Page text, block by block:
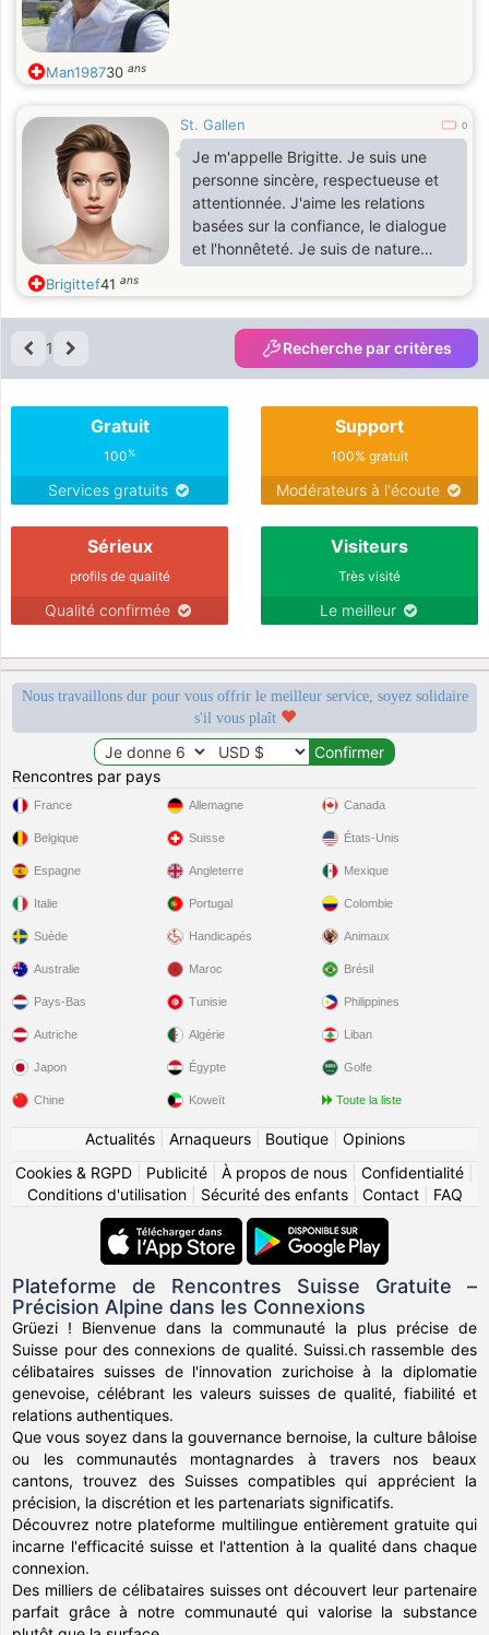
Man198730 ans
St. Gallen 0
Je m'appelle Brigitte. Je suis une
personne sincère, respectueuse et
attentionnée. J'aime les relations
basées sur la confiance, le dialogue
et l'honnêteté. Je suis de nature
calme, mais j'apprécie aussi les
moments de convivialité et de
partage avec les personnes qui me
sont chères.
Brigittef41 ans
1 Recherche par critères
Gratuit
100%
Services gratuits
Support
100% gratuit
Modérateurs à l'écoute
Sérieux
profils de qualité
Qualité confirmée
Visiteurs
Très visité
Le meilleur
Nous travaillons dur pour vous offrir le meilleur service, soyez solidaire
s'il vous plaît
Rencontres par pays
France
Belgique
Espagne
Italie
Suède
Allemagne
Suisse
Angleterre
Portugal
Handicapés
Canada
États-Unis
Mexique
Colombie
Animaux
Australie
Pays-Bas
Autriche
Japon
Chine
Maroc
Tunisie
Algérie
Égypte
Koweït
Brésil
Philippines
Liban
Golfe
Toute la liste
Actualités| Arnaqueurs| Boutique| Opinions
Cookies & RGPD
Publicité À propos de nous Confidentialité
Conditions d'utilisation| Sécurité des enfants| Contact| FAQ
Plateforme de Rencontres Suisse Gratuite –
Précision Alpine dans les Connexions
Grüezi ! Bienvenue dans la communauté la plus précise de
Suisse pour des connexions de qualité. Suissi.ch rassemble des
célibataires suisses de l'innovation zurichoise à la diplomatie
genevoise, célébrant les valeurs suisses de qualité, fiabilité et
relations authentiques.
Que vous soyez dans la gouvernance bernoise, la culture bâloise
ou les communautés montagnardes à travers nos beaux
cantons, trouvez des Suisses compatibles qui apprécient la
précision, la discrétion et les partenariats significatifs.
Découvrez notre plateforme multilingue entièrement gratuite qui
incarne l'efficacité suisse et l'attention à la qualité dans chaque
connexion.
Des milliers de célibataires suisses ont découvert leur partenaire
parfait grâce à notre communauté qui valorise la substance